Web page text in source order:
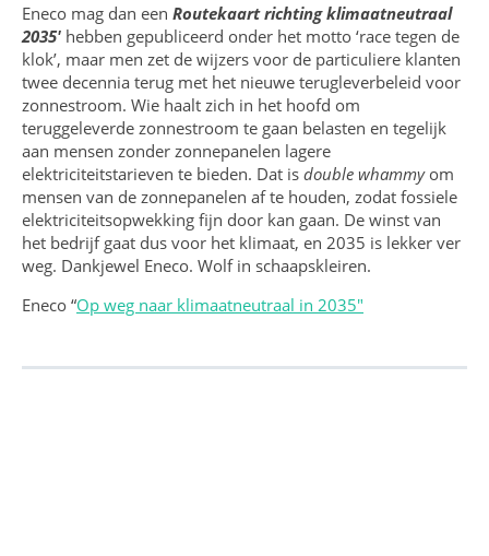
Eneco mag dan een Routekaart richting klimaatneutraal
2035′ hebben gepubliceerd onder het motto ‘race tegen de
klok’, maar men zet de wijzers voor de particuliere klanten
twee decennia terug met het nieuwe terugleverbeleid voor
zonnestroom. Wie haalt zich in het hoofd om
teruggeleverde zonnestroom te gaan belasten en tegelijk
aan mensen zonder zonnepanelen lagere
elektriciteitstarieven te bieden. Dat is double whammyom
mensen van de zonnepanelen af te houden, zodat fossiele
elektriciteitsopwekking fijn door kan gaan. De winst van
het bedrijf gaat dus voor het klimaat, en 2035 is lekker ver
weg. Dankjewel Eneco. Wolf in schaapskleiren.
Eneco “Op weg naar klimaatneutraal in 2035″